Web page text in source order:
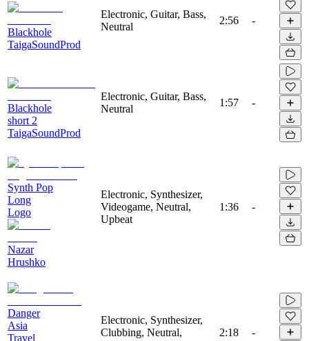
Blackhole
TaigaSoundProd
Electronic, Guitar, Bass,
Neutral
2:56 -
Blackhole
short 2
TaigaSoundProd
Electronic, Guitar, Bass,
Neutral
1:57 -
Synth Pop
Long
Logo
Nazar
Hrushko
Electronic, Synthesizer,
Videogame, Neutral,
Upbeat
1:36 -
Danger
Asia
Travel
Electronic, Synthesizer,
Clubbing, Neutral,
2:18 -